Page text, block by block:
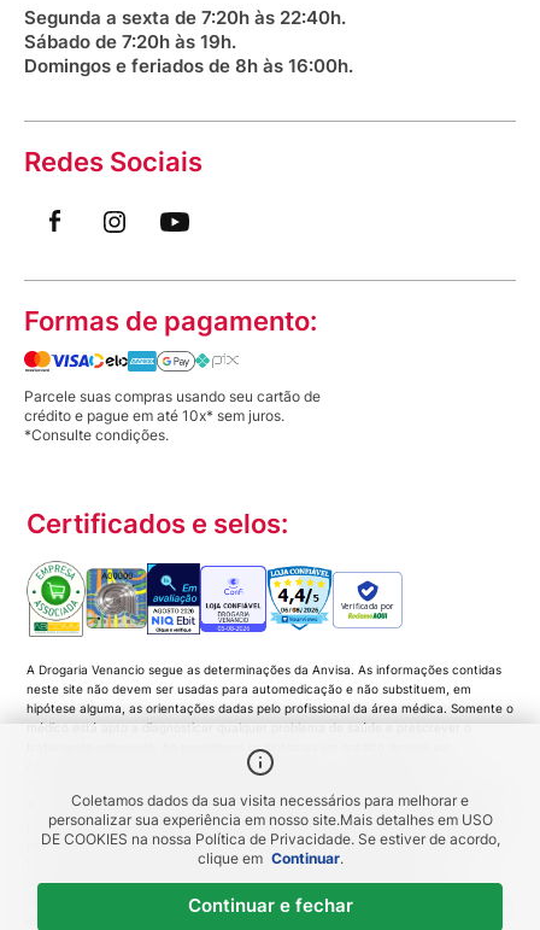
Coletamos dados da sua visita necessários para melhorar e
personalizar sua experiência em nosso site.Mais detalhes em USO
DE COOKIES na nossa Política de Privacidade. Se estiver de acordo,
clique em Continuar.
Continuar e fechar
Segunda a sexta de 7:20h às 22:40h.
Sábado de 7:20h às 19h.
Domingos e feriados de 8h às 16:00h.
Redes Sociais
Formas de pagamento:
Parcele suas compras usando seu cartão de
crédito e pague em até 10x* sem juros.
*Consulte condições.
Certificados e selos:
Verificada por
A Drogaria Venancio segue as determinações da Anvisa. As informações contidas
neste site não devem ser usadas para automedicação e não substituem, em
hipótese alguma, as orientações dadas pelo profissional da área médica. Somente o
médico está apto a diagnosticar qualquer problema de saúde e prescrever o
tratamento adequado. Ao persistirem os sintomas um médico deverá ser
consultado. Medicamentos podem trazer riscos. Procure o médico e o
A disponibilidade de produtos variam de acordo com a quantidade em estoque. Os
preços, promoções, frete e condições de pagamento são exclusivos para compras
pela Loja Virtual. Promoções do tipo 'Leve 3 pague 2', 'Leve 2 pague 1', coloque
todas as unidades no carrinho de compras e o desconto será gerado
automaticamente no valor total da compra. As imagens dos produtos são
meramente ilustrativas e a Venancio se resguarda por quaisquer eventuais erros de